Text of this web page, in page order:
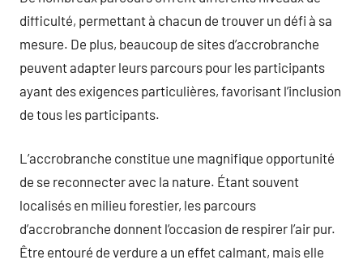
difficulté, permettant à chacun de trouver un défi à sa
mesure. De plus, beaucoup de sites d’accrobranche
peuvent adapter leurs parcours pour les participants
ayant des exigences particulières, favorisant l’inclusion
de tous les participants.
L’accrobranche constitue une magnifique opportunité
de se reconnecter avec la nature. Étant souvent
localisés en milieu forestier, les parcours
d’accrobranche donnent l’occasion de respirer l’air pur.
Être entouré de verdure a un effet calmant, mais elle